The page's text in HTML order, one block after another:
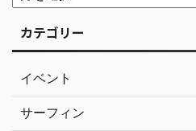
カテゴリー
イベント
サーフィン